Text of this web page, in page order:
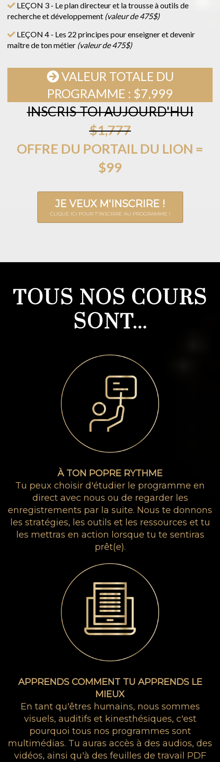
LEÇON 3 - Le plan directeur et la trousse à outils de
recherche et développement (valeur de 475$)
LEÇON 4 - Les 22 principes pour enseigner et devenir
maître de ton métier (valeur de 475$)
VALEUR TOTALE DU
PROGRAMME : $7,999
INSCRIS-TOI AUJOURD'HUI
$1,777
OFFRE DU PORTAIL DU LION =
$99
JE VEUX M'INSCRIRE !
CLIQUE ICI POUR T'INSCRIRE AU PROGRAMME !
TOUS NOS COURS
SONT...
À TON POPRE RYTHME
Tu peux choisir d'étudier le programme en
direct avec nous ou de regarder les
enregistrements par la suite. Nous te donnons
les stratégies, les outils et les ressources et tu
les mettras en action lorsque tu te sentiras
prêt(e).
APPRENDS COMMENT TU APPRENDS LE
MIEUX
En tant qu'êtres humains, nous sommes
visuels, auditifs et kinesthésiques, c'est
pourquoi tous nos programmes sont
multimédias. Tu auras accès à des audios, des
vidéos, ainsi qu'à des feuilles de travail PDF